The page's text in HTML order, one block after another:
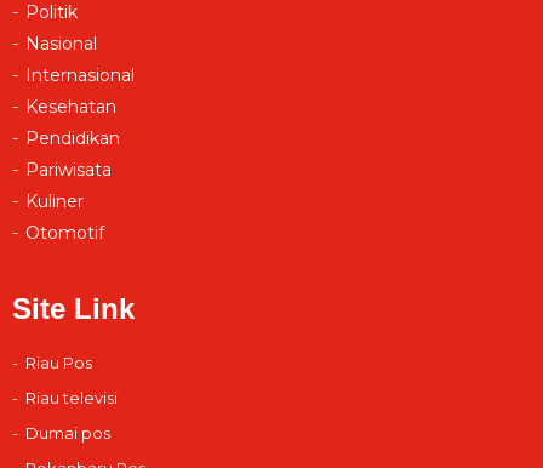
Politik
Nasional
Internasional
Kesehatan
Pendidikan
Pariwisata
Kuliner
Otomotif
Site Link
Riau Pos
Riau televisi
Dumai pos